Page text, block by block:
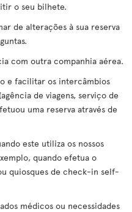
o seu bilhete.
de alterações à sua reserva
com outra companhia aérea.
e facilitar os intercâmbios
de viagens, serviço de
uma reserva através de
este utiliza os nossos
quando efetua o
quiosques de check-in self-
médicos ou necessidades